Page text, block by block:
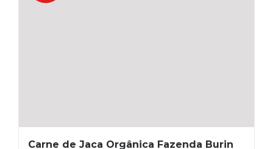
Carne de Jaca Orgânica Fazenda Burin